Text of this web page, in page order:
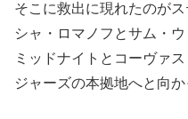
そこに救出に現れたのが
シャ・ロマノフとサム・
ミッドナイトとコーヴァ
ジャーズの本拠地へと向か